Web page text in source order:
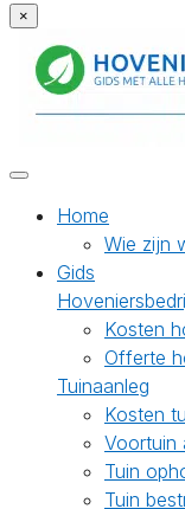
×
Home
Wie zijn
Gids
Kosten
Offerte
Tuinaanleg
Kosten
Voortuin
Tuin
Tuin